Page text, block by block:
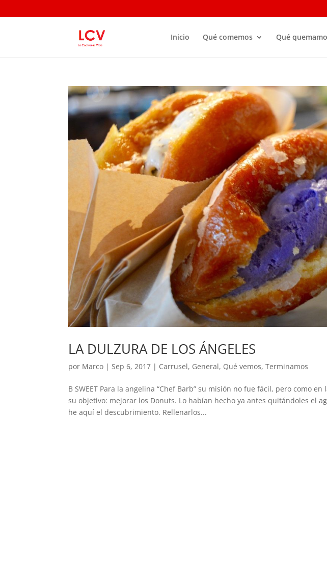
Inicio Qué comemos Qué
LA DULZURA DE LOS ÁNGELES
por Marco |Sep 6, 2017 | Carrusel, General, Qué vemos,Terminamos
B SWEET Para la angelina “Chef Barb” su misión no fue fácil, pero como en
su objetivo: mejorar los Donuts. Lo habían hecho ya antes quitándoles el
he aquí el descubrimiento. Rellenarlos...